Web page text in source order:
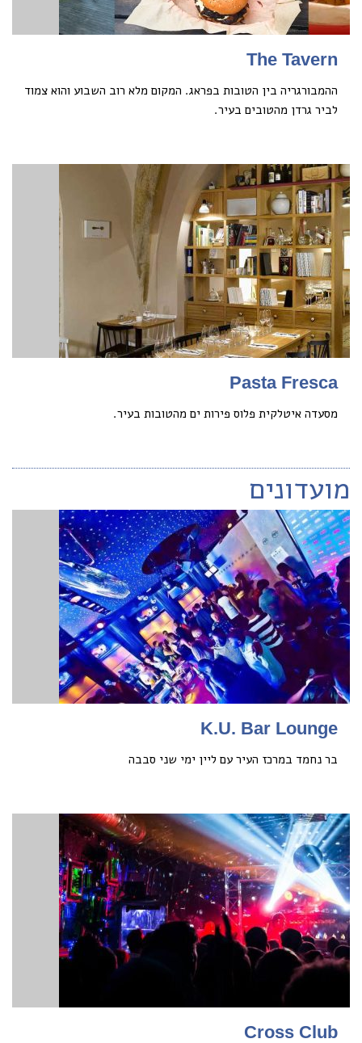
The Tavern
ההמבורגריה בין הטובות בפראג. המקום מלא רוב השבוע והוא צמוד
לביר גרדן מהטובים בעיר.
Pasta Fresca
מסעדה איטלקית פלוס פירות ים מהטובות בעיר.
מועדונים
K.U. Bar Lounge
בר נחמד במרכז העיר עם ליין ימי שני סבבה
Cross Club